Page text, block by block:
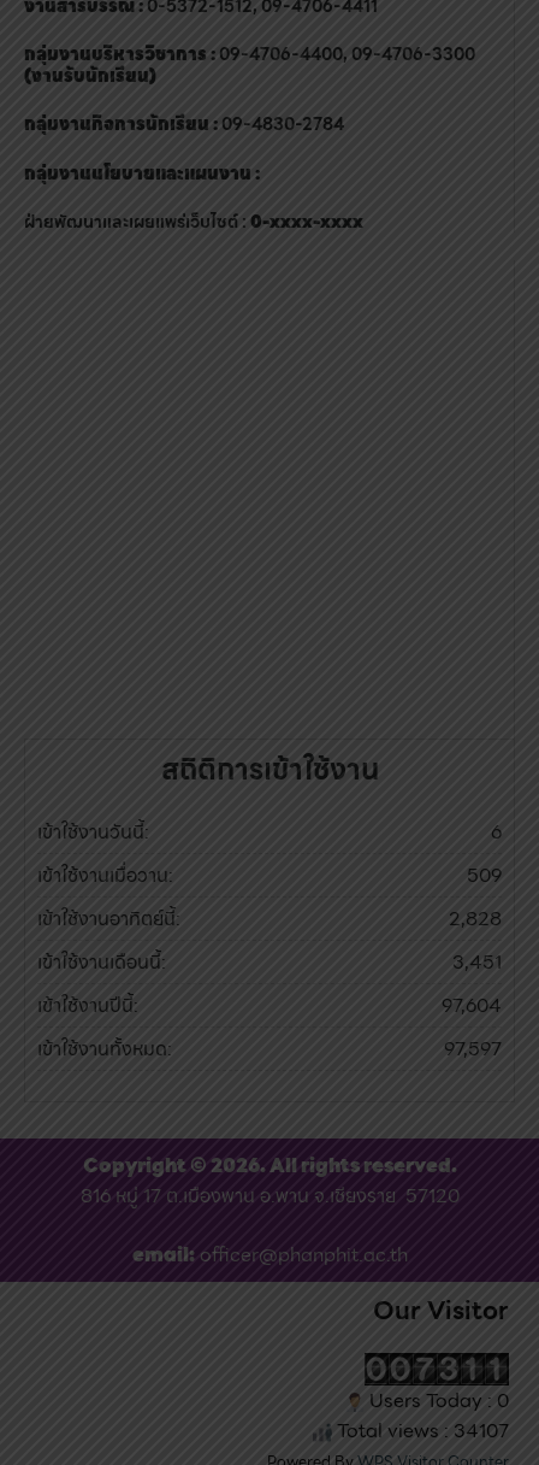
งานสารบรรณ :0-5372-1512, 09-4706-4411
กลุ่มงานบริหารวิชาการ :09-4706-4400, 09-4706-3300
(งานรับนักเรียน)
กลุ่มงานกิจการนักเรียน :09-4830-2784
กลุ่มงานนโยบายและแผนงาน :
ฝ่ายพัฒนาและเผยแพร่เว็บไซต์ :0-xxxx-xxxx
สถิติการเข้าใช้งาน
เข้าใช้งานวันนี้:
6
เข้าใช้งานเมื่อวาน:
509
เข้าใช้งานอาทิตย์นี้:
2,828
เข้าใช้งานเดือนนี้:
3,451
เข้าใช้งานปีนี้:
97,604
เข้าใช้งานทั้งหมด:
97,597
Copyright © 2026. All rights reserved.
816 หมู่ 17 ต.เมืองพาน อ.พาน จ.เชียงราย 57120
email:officer@phanphit.ac.th
Our Visitor
Users Today : 0
Total views : 34107